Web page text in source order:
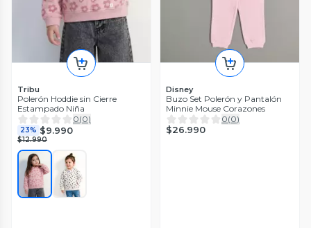
Tribu
Polerón Hoddie sin Cierre
Estampado Niña
0(0)
23% $9.990
$12.990
Disney
Buzo Set Polerón y Pantalón
Minnie Mouse Corazones
0(0)
$26.990